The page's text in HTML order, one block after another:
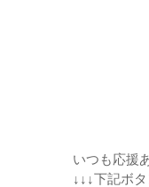
いつも応援
↓↓↓下記ボ